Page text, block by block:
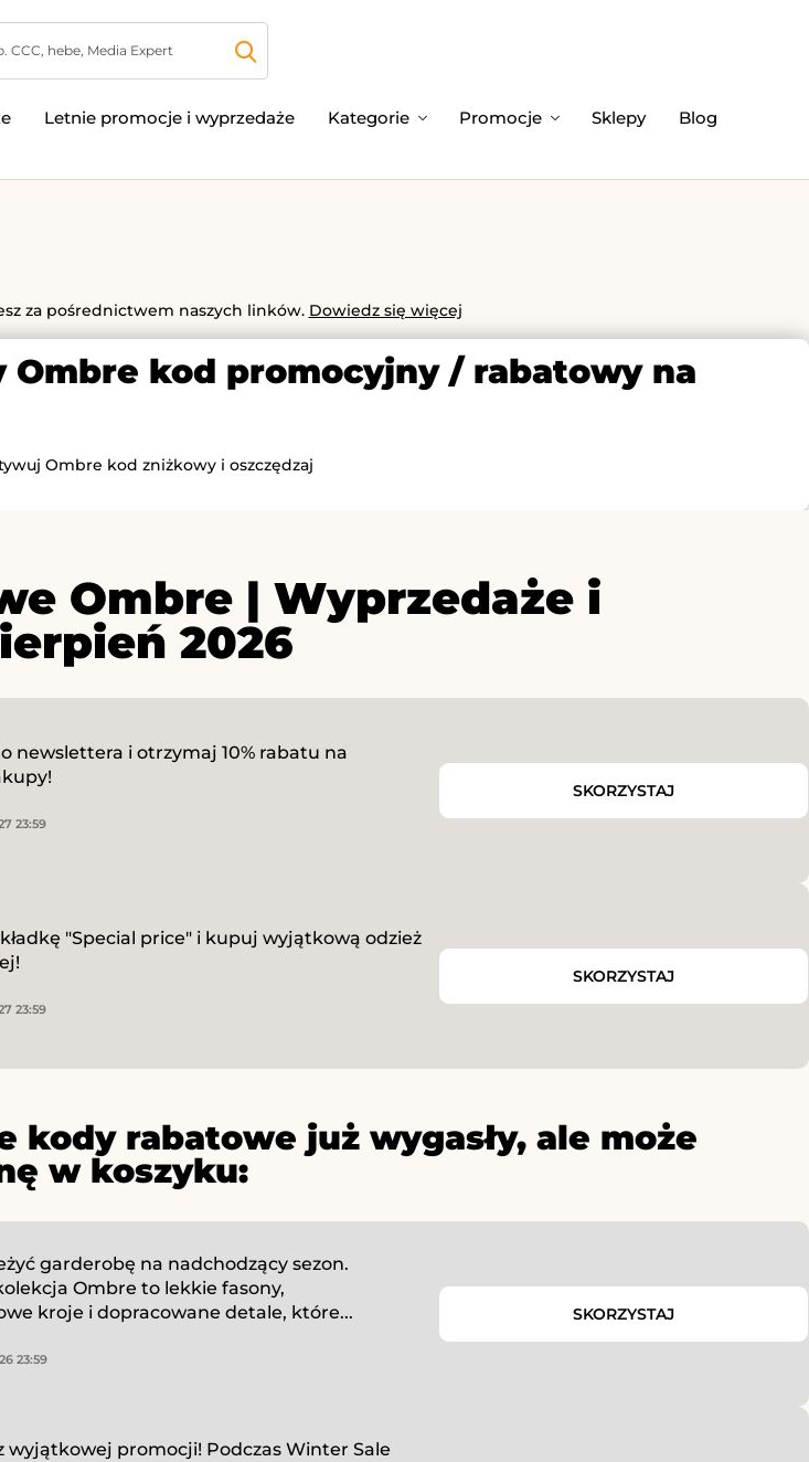
Letnie promocje i wyprzedaże Kategorie Promocje Sklepy Blog
za pośrednictwem naszych linków. Dowiedz się więcej
Ombre kod promocyjny / rabatowy na
Ombre kod zniżkowy i oszczędzaj
Ombre | Wyprzedaże i
2026
newslettera i otrzymaj 10% rabatu na
23:59
SKORZYSTAJ
"Special price" i kupuj wyjątkową odzież
23:59
SKORZYSTAJ
kody rabatowe już wygasły, ale może
w koszyku:
garderobę na nadchodzący sezon.
Ombre to lekkie fasony,
kroje i dopracowane detale, które...
23:59
SKORZYSTAJ
wyjątkowej promocji! Podczas Winter Sale